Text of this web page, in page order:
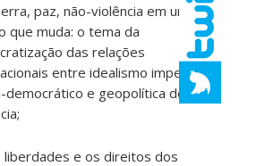
paz, não-violência em um
que muda: o tema da
das relações
entre idealismo imperial
democrático e geopolítica de
liberdades e os direitos dos